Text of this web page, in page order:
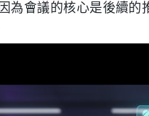
為會議的核心是後續